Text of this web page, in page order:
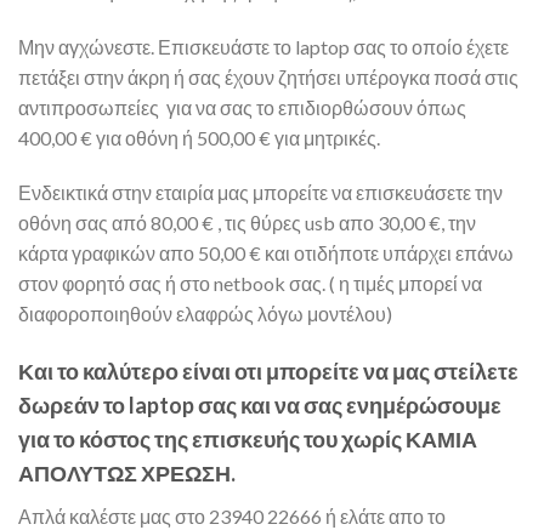
Μην αγχώνεστε. Επισκευάστε το laptop σας το οποίο έχετε
πετάξει στην άκρη ή σας έχουν ζητήσει υπέρογκα ποσά στις
αντιπροσωπείες για να σας το επιδιορθώσουν όπως
400,00 € για οθόνη ή 500,00 € για μητρικές.
Ενδεικτικά στην εταιρία μας μπορείτε να επισκευάσετε την
οθόνη σας από 80,00 € , τις θύρες usb απο 30,00 €, την
κάρτα γραφικών απο 50,00 € και οτιδήποτε υπάρχει επάνω
στον φορητό σας ή στο netbook σας. ( η τιμές μπορεί να
διαφοροποιηθούν ελαφρώς λόγω μοντέλου)
Και το καλύτερο είναι οτι μπορείτε να μας στείλετε
δωρεάν το laptop σας και να σας ενημέρώσουμε
για το κόστος της επισκευής του χωρίςΚΑΜΙΑ
ΑΠΟΛΥΤΩΣ ΧΡΕΩΣΗ.
Απλά καλέστε μας στο 23940 22666 ή ελάτε απο το